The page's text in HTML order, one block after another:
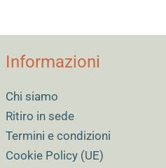
Informazioni
Chi siamo
Ritiro in sede
Termini e condizioni
Cookie Policy (UE)